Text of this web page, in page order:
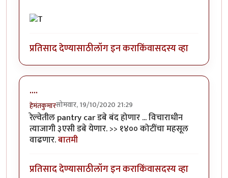
प्रतिसाद देण्यासाठीलॉग इन कराकिंवासदस्य व्हा
....
हेमंतकुमारसोमवार, 19/10/2020 21:29
रेल्वेतील pantry car डबे बंद होणार ... विचाराधीन
त्याजागी ३एसी डबे येणार. >> १४०० कोटींचा महसूल
वाढणार.बातमी
प्रतिसाद देण्यासाठीलॉग इन कराकिंवासदस्य व्हा